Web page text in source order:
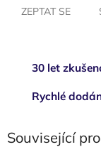
ZEPTAT SE
30 let
Rychlé
Související